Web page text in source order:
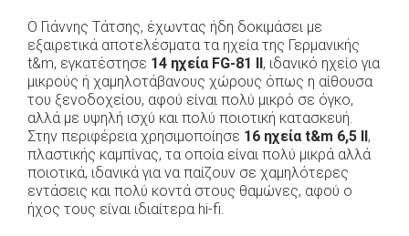
Ο Γιάννης Τάτσης, έχωντας ήδη δοκιμάσει με
εξαιρετικά αποτελέσματα τα ηχεία της Γερμανικής
t&m, εγκατέστησε 14 ηχεία FG-81 II, ιδανικό ηχείο για
μικρούς ή χαμηλοτάβανους χώρους όπως η αίθουσα
του ξενοδοχείου, αφού είναι πολύ μικρό σε όγκο,
αλλά με υψηλή ισχύ και πολύ ποιοτική κατασκευή.
Στην περιφέρεια χρησιμοποίησε 16 ηχεία t&m 6,5 ΙΙ,
πλαστικής καμπίνας, τα οποία είναι πολύ μικρά αλλά
ποιοτικά, ιδανικά για να παίζουν σε χαμηλότερες
εντάσεις και πολύ κοντά στους θαμώνες, αφού ο
ήχος τους είναι ιδιαίτερα hi-fi.